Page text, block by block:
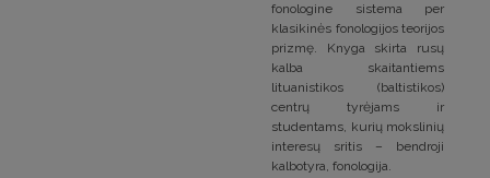
fonologine sistema per
klasikinės fonologijos teorijos
prizmę. Knyga skirta rusų
kalba skaitantiems
lituanistikos (baltistikos)
centrų tyrėjams ir
studentams, kurių mokslinių
interesų sritis – bendroji
kalbotyra, fonologija.